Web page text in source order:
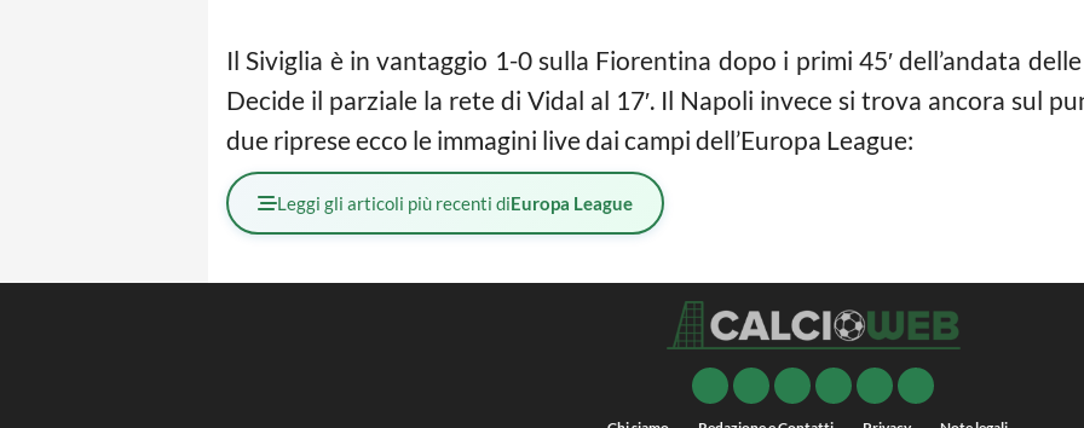
Il Siviglia è in vantaggio 1-0 sulla Fiorentina dopo i primi 45′ dell’andata
Decide il parziale la rete di Vidal al 17′. Il Napoli invece si trova ancora sul
due riprese ecco le immagini live dai campi dell’Europa League:
Leggi gli articoli più recenti diEuropa League